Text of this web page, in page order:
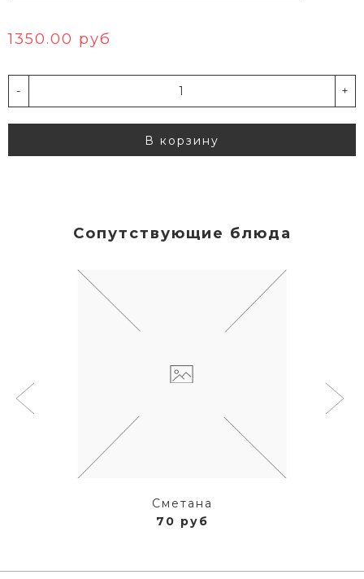
1350.00 руб
- +
В корзину
Сопутствующие блюда
Сметана
70 руб